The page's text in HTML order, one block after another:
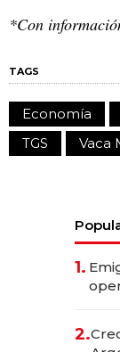
*Con
TAGS
Economía
TGS
Vaca
1.
2.